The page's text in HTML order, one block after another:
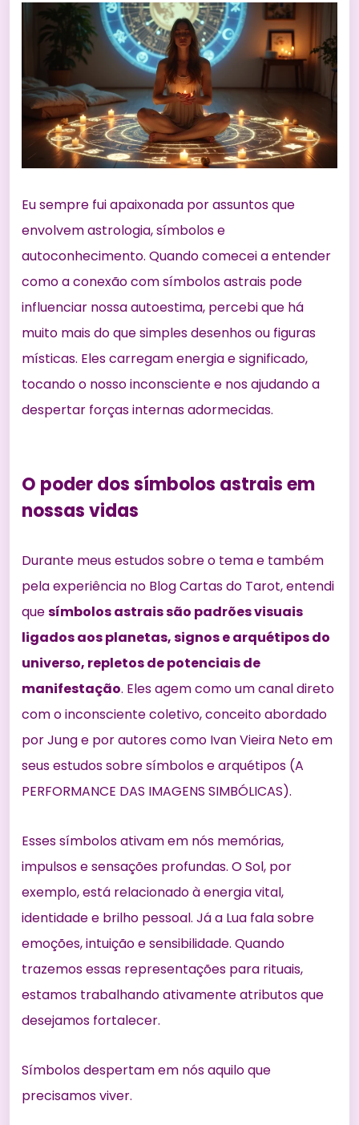
Eu sempre fui apaixonada por assuntos que
envolvem astrologia, símbolos e
autoconhecimento. Quando comecei a entender
como a conexão com símbolos astrais pode
influenciar nossa autoestima, percebi que há
muito mais do que simples desenhos ou figuras
místicas. Eles carregam energia e significado,
tocando o nosso inconsciente e nos ajudando a
despertar forças internas adormecidas.
O poder dos símbolos astrais em
nossas vidas
Durante meus estudos sobre o tema e também
pela experiência no Blog Cartas do Tarot, entendi
quesímbolos astrais são padrões visuais
ligados aos planetas, signos e arquétipos do
universo, repletos de potenciais de
manifestação. Eles agem como um canal direto
com o inconsciente coletivo, conceito abordado
por Jung e por autores como Ivan Vieira Neto em
seus estudos sobre símbolos e arquétipos (A
PERFORMANCE DAS IMAGENS SIMBÓLICAS).
Esses símbolos ativam em nós memórias,
impulsos e sensações profundas. O Sol, por
exemplo, está relacionado à energia vital,
identidade e brilho pessoal. Já a Lua fala sobre
emoções, intuição e sensibilidade. Quando
trazemos essas representações para rituais,
estamos trabalhando ativamente atributos que
desejamos fortalecer.
Símbolos despertam em nós aquilo que
precisamos viver.